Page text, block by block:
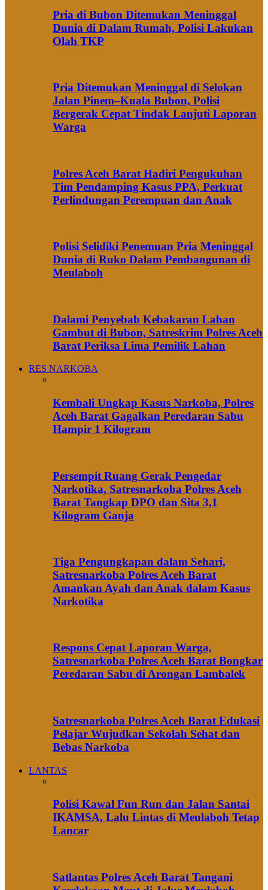
Pria di Bubon Ditemukan Meninggal
Dunia di Dalam Rumah, Polisi Lakukan
Olah TKP
Pria Ditemukan Meninggal di Selokan
Jalan Pinem–Kuala Bubon, Polisi
Bergerak Cepat Tindak Lanjuti Laporan
Warga
Polres Aceh Barat Hadiri Pengukuhan
Tim Pendamping Kasus PPA, Perkuat
Perlindungan Perempuan dan Anak
Polisi Selidiki Penemuan Pria Meninggal
Dunia di Ruko Dalam Pembangunan di
Meulaboh
Dalami Penyebab Kebakaran Lahan
Gambut di Bubon, Satreskrim Polres Aceh
Barat Periksa Lima Pemilik Lahan
RES NARKOBA
Kembali Ungkap Kasus Narkoba, Polres
Aceh Barat Gagalkan Peredaran Sabu
Hampir 1 Kilogram
Persempit Ruang Gerak Pengedar
Narkotika, Satresnarkoba Polres Aceh
Barat Tangkap DPO dan Sita 3,1
Kilogram Ganja
Tiga Pengungkapan dalam Sehari,
Satresnarkoba Polres Aceh Barat
Amankan Ayah dan Anak dalam Kasus
Narkotika
Respons Cepat Laporan Warga,
Satresnarkoba Polres Aceh Barat Bongkar
Peredaran Sabu di Arongan Lambalek
Satresnarkoba Polres Aceh Barat Edukasi
Pelajar Wujudkan Sekolah Sehat dan
Bebas Narkoba
LANTAS
Polisi Kawal Fun Run dan Jalan Santai
IKAMSA, Lalu Lintas di Meulaboh Tetap
Lancar
Satlantas Polres Aceh Barat Tangani